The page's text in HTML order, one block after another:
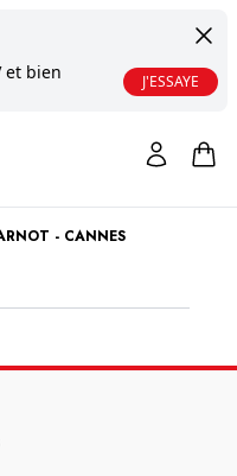
et bien
J'ESSAYE
- CANNES